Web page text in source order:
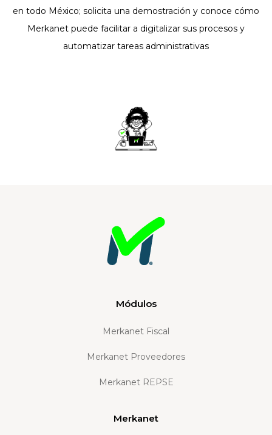
en todo México; solicita una demostración y conoce cómo
Merkanet puede facilitar a digitalizar sus procesos y
automatizar tareas administrativas
Módulos
Merkanet Fiscal
Merkanet Proveedores
Merkanet REPSE
Merkanet